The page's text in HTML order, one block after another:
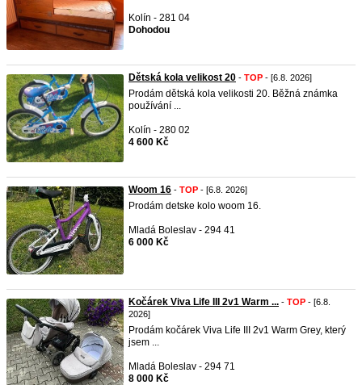
Kolín - 281 04
Dohodou
Dětská kola velikost 20 - TOP - [6.8. 2026]
Prodám dětská kola velikosti 20. Běžná známka
používání ...
Kolín - 280 02
4 600 Kč
Woom 16 - TOP - [6.8. 2026]
Prodám detske kolo woom 16.
Mladá Boleslav - 294 41
6 000 Kč
Kočárek Viva Life III 2v1 Warm ... - TOP - [6.8.
2026]
Prodám kočárek Viva Life III 2v1 Warm Grey, který
jsem ...
Mladá Boleslav - 294 71
8 000 Kč